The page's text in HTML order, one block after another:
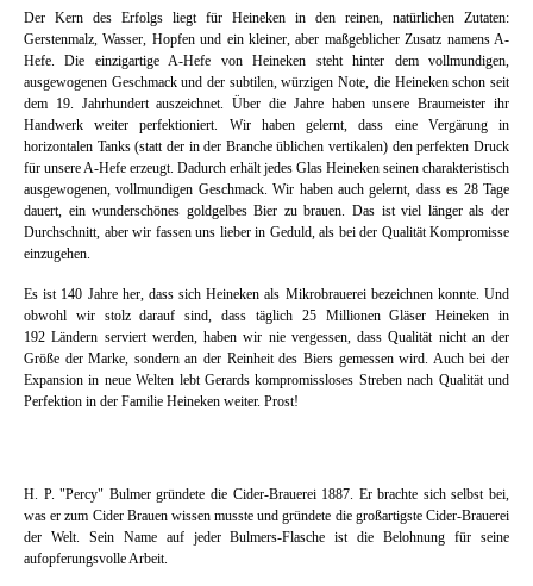
Der Kern des Erfolgs liegt für Heineken in den reinen, natürlichen Zutaten:
Gerstenmalz, Wasser, Hopfen und ein kleiner, aber maßgeblicher Zusatz namens A-
Hefe. Die einzigartige A-Hefe von Heineken steht hinter dem vollmundigen,
ausgewogenen Geschmack und der subtilen, würzigen Note, die Heineken schon seit
dem 19. Jahrhundert auszeichnet. Über die Jahre haben unsere Braumeister ihr
Handwerk weiter perfektioniert. Wir haben gelernt, dass eine Vergärung in
horizontalen Tanks (statt der in der Branche üblichen vertikalen) den perfekten Druck
für unsere A-Hefe erzeugt. Dadurch erhält jedes Glas Heineken seinen charakteristisch
ausgewogenen, vollmundigen Geschmack. Wir haben auch gelernt, dass es 28 Tage
dauert, ein wunderschönes goldgelbes Bier zu brauen. Das ist viel länger als der
Durchschnitt, aber wir fassen uns lieber in Geduld, als bei der Qualität Kompromisse
einzugehen.
Es ist 140 Jahre her, dass sich Heineken als Mikrobrauerei bezeichnen konnte. Und
obwohl wir stolz darauf sind, dass täglich 25 Millionen Gläser Heineken in
192 Ländern serviert werden, haben wir nie vergessen, dass Qualität nicht an der
Größe der Marke, sondern an der Reinheit des Biers gemessen wird. Auch bei der
Expansion in neue Welten lebt Gerards kompromissloses Streben nach Qualität und
Perfektion in der Familie Heineken weiter. Prost!
H. P. "Percy" Bulmer gründete die Cider-Brauerei 1887. Er brachte sich selbst bei,
was er zum Cider Brauen wissen musste und gründete die großartigste Cider-Brauerei
der Welt. Sein Name auf jeder Bulmers-Flasche ist die Belohnung für seine
aufopferungsvolle Arbeit.